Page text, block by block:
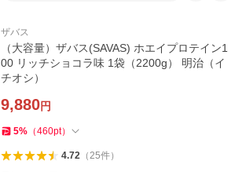
ザバス
（大容量）ザバス(SAVAS) ホエイプロテイン1
00 リッチショコラ味 1袋（2200g） 明治（イ
チオシ）
9,880円
5% （460pt）
4.72（25件）